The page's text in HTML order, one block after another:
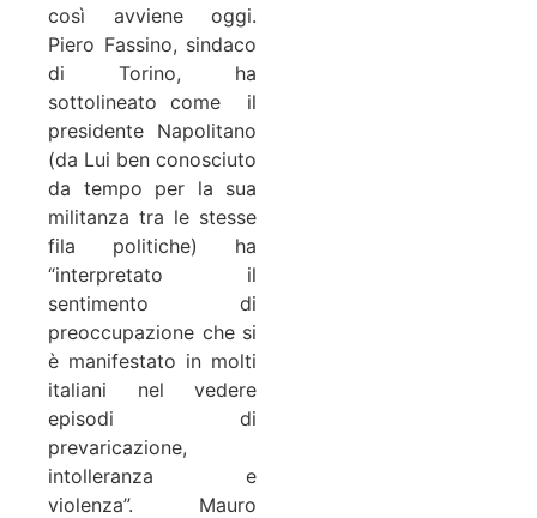
così avviene oggi.
Piero Fassino, sindaco
di Torino, ha
sottolineato come il
presidente Napolitano
(da Lui ben conosciuto
da tempo per la sua
militanza tra le stesse
fila politiche) ha
“interpretato il
sentimento di
preoccupazione che si
è manifestato in molti
italiani nel vedere
episodi di
prevaricazione,
intolleranza e
violenza”. Mauro